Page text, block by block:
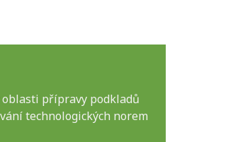
přípravy podkladů
technologických norem